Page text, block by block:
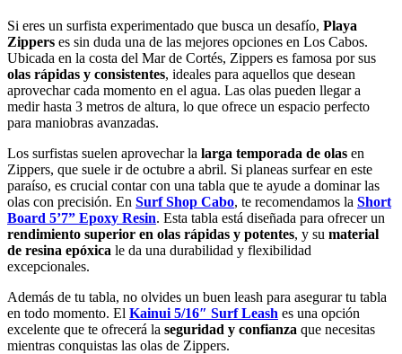
Si eres un surfista experimentado que busca un desafío, Playa
Zippers es sin duda una de las mejores opciones en Los Cabos.
Ubicada en la costa del Mar de Cortés, Zippers es famosa por sus
olas rápidas y consistentes, ideales para aquellos que desean
aprovechar cada momento en el agua. Las olas pueden llegar a
medir hasta 3 metros de altura, lo que ofrece un espacio perfecto
para maniobras avanzadas.
Los surfistas suelen aprovechar la larga temporada de olas en
Zippers, que suele ir de octubre a abril. Si planeas surfear en este
paraíso, es crucial contar con una tabla que te ayude a dominar las
olas con precisión. En Surf Shop Cabo, te recomendamos la Short
Board 5’7” Epoxy Resin. Esta tabla está diseñada para ofrecer un
rendimiento superior en olas rápidas y potentes, y su material
de resina epóxica le da una durabilidad y flexibilidad
excepcionales.
Además de tu tabla, no olvides un buen leash para asegurar tu tabla
en todo momento. El Kainui 5/16″ Surf Leash es una opción
excelente que te ofrecerá la seguridad y confianza que necesitas
mientras conquistas las olas de Zippers.